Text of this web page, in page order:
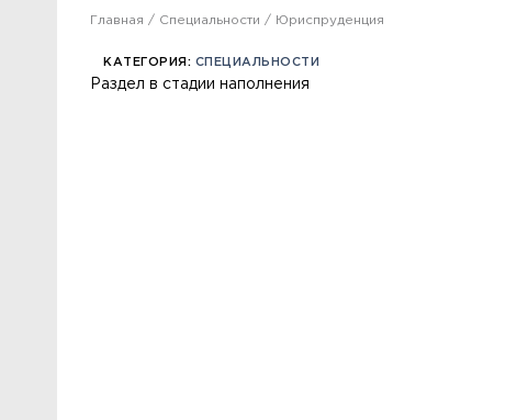
Главная Специальности Юриспруденция
КАТЕГОРИЯ: СПЕЦИАЛЬНОСТИ
Раздел в стадии наполнения